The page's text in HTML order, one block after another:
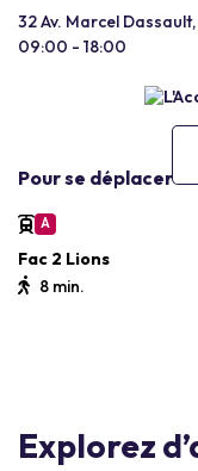
32 Av. Marcel
09:00 - 18:00
Pour se déplacer
A
Fac 2 Lions
8 min.
Explorez